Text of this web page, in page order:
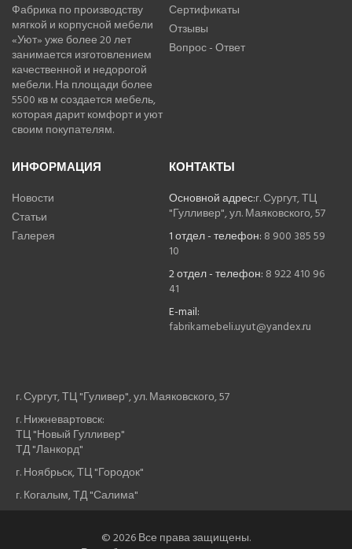
Фабрика по производству
мягкой и корпусной мебели
«Уют» уже более 20 лет
занимается изготовлением
качественной и недорогой
мебели. На площади более
5500 кв м создается мебель,
которая дарит комфорт и уют
своим покупателям.
Сертификаты
Отзывы
Вопрос - Ответ
ИНФОРМАЦИЯ
Новости
Статьи
Галерея
КОНТАКТЫ
Основной адрес:г. Сургут, ТЦ
"Гулливер", ул. Маяковского, 57
1 отдел - телефон: 8 900 385 59
10
2 отдел - телефон: 8 922 410 96
41
E-mail:
fabrikamebeli.uyut@yandex.ru
г. Сургут, ТЦ "Гуливер", ул. Маяковского, 57
г. Нижневартовск:
ТЦ "Новый Гулливер"
ТД "Ланкорд"
г. Ноябрьск, ТЦ "Городок"
г. Когалым, ТД "Салима"
© 2026 Все права защищены.